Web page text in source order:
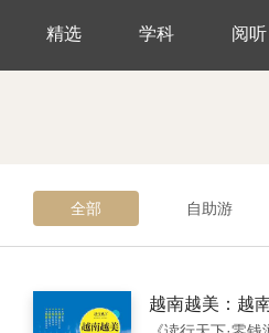
精选 学科 阅听
全部 自助游